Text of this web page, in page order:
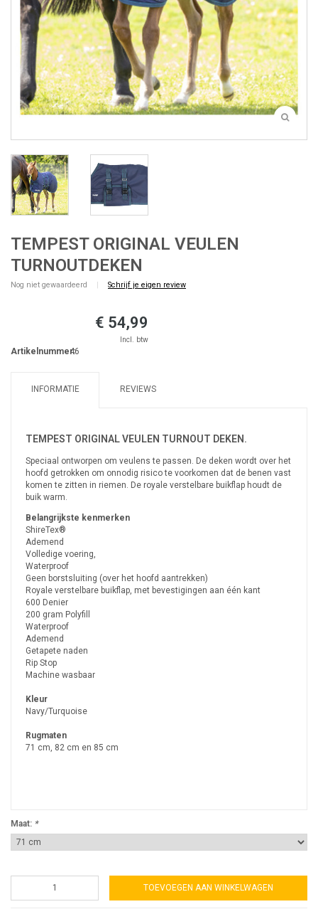
TEMPEST ORIGINAL VEULEN
TURNOUTDEKEN
Nog niet gewaardeerd Schrijf je eigen review
€ 54,99
Incl. btw
Artikelnummer:46
INFORMATIE REVIEWS
TEMPEST ORIGINAL VEULEN TURNOUT DEKEN.
Speciaal ontworpen om veulens te passen. De deken wordt over het
hoofd getrokken om onnodig risico te voorkomen dat de benen vast
komen te zitten in riemen. De royale verstelbare buikflap houdt de
buik warm.
Belangrijkste kenmerken
ShireTex®
Ademend
Volledige voering,
Waterproof
Geen borstsluiting (over het hoofd aantrekken)
Royale verstelbare buikflap, met bevestigingen aan één kant
600 Denier
200 gram Polyfill
Waterproof
Ademend
Getapete naden
Rip Stop
Machine wasbaar
Kleur
Navy/Turquoise
Rugmaten
71 cm, 82 cm en 85 cm
Maat: *
TOEVOEGEN AAN WINKELWAGEN